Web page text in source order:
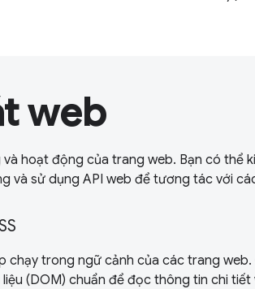
web
hoạt động của trang web. Bạn có thể
và sử dụng API web để tương tác với
chạy trong ngữ cảnh của các trang web.
(DOM) chuẩn để đọc thông tin chi